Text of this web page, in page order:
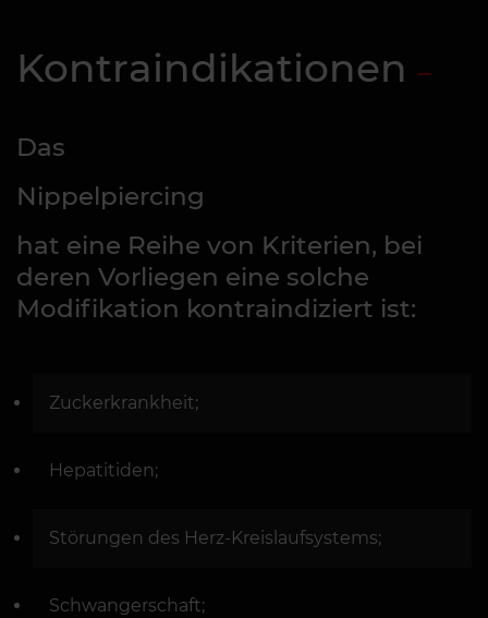
Kontraindikationen
Das
Nippelpiercing
hat eine Reihe von Kriterien, bei
deren Vorliegen eine solche
Modifikation kontraindiziert ist:
Zuckerkrankheit;
Hepatitiden;
Störungen des Herz-Kreislaufsystems;
Schwangerschaft;